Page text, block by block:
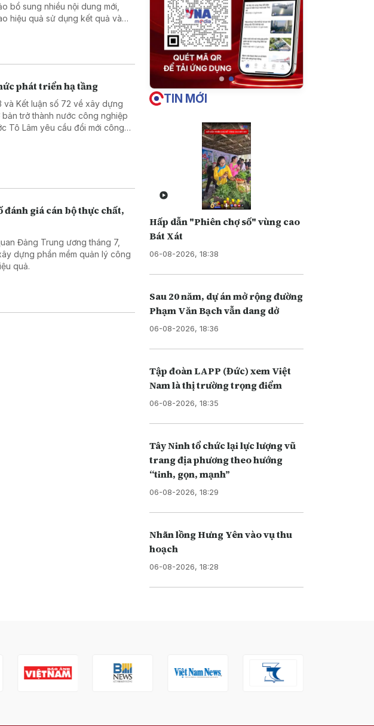
bổ sung nhiều nội dung mới,
hiệu quả sử dụng kết quả và
phát triển hạ tầng
và Kết luận số 72 về xây dựng
trở thành nước công nghiệp
Tô Lâm yêu cầu đổi mới công
đánh giá cán bộ thực chất,
Đảng Trung ương tháng 7,
dựng phần mềm quản lý công
quả.
TIN MỚI
Hấp dẫn "Phiên chợ số" vùng cao
Bát Xát
06-08-2026, 18:38
Sau 20 năm, dự án mở rộng đường
Phạm Văn Bạch vẫn dang dở
06-08-2026, 18:36
Tập đoàn LAPP (Đức) xem Việt
Nam là thị trường trọng điểm
06-08-2026, 18:35
Tây Ninh tổ chức lại lực lượng vũ
trang địa phương theo hướng
“tinh, gọn, mạnh”
06-08-2026, 18:29
Nhãn lồng Hưng Yên vào vụ thu
hoạch
06-08-2026, 18:28